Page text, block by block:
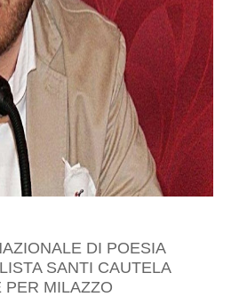
DI POESIA
SANTI CAUTELA
PER MILAZZO